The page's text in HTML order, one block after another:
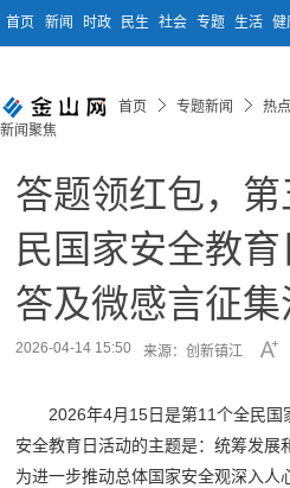
首页 新闻 时政 民生 社会 专题 生活 健
首页 专题新闻 热
新闻聚焦
答题领红包，第
民国家安全教
答及微感言征集
2026-04-14 15:50 来源：创新镇江
2026年4月15日是第11个全民国
安全教育日活动的主题是：统筹发展
为进一步推动总体国家安全观深入人